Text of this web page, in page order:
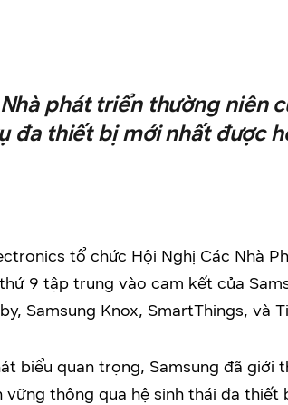
phát triển thường niên
đa thiết bị mới nhất được
tổ chức Hội Nghị Các Nhà
9 tập trung vào cam kết của
Samsung Knox, SmartThings, và
biểu quan trọng, Samsung đã giới
vững thông qua hệ sinh thái đa